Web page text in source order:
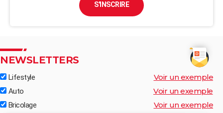
S'INSCRIRE
NEWSLETTERS
Lifestyle Voir un exemple
Auto Voir un exemple
Bricolage Voir un exemple